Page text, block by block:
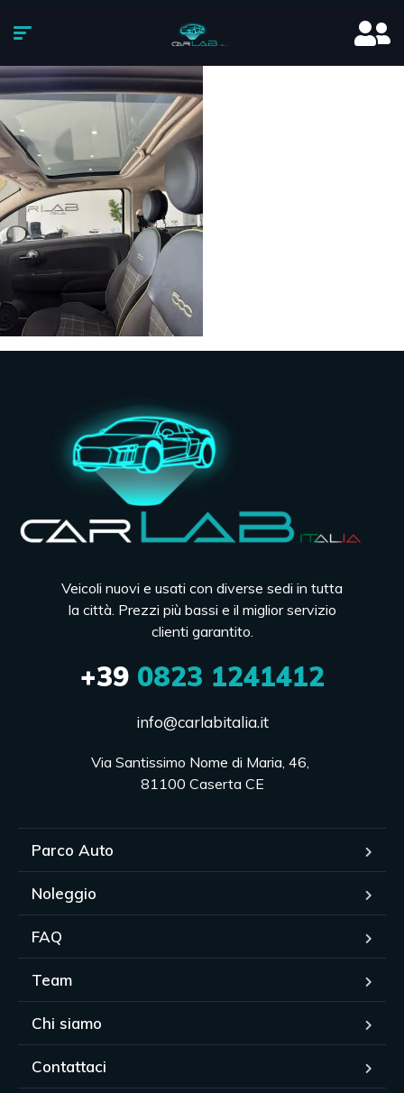
Veicoli nuovi e usati con diverse sedi in tutta
la città. Prezzi più bassi e il miglior servizio
clienti garantito.
+390823 1241412
info@carlabitalia.it
Via Santissimo Nome di Maria, 46,
81100 Caserta CE
Parco Auto
Noleggio
FAQ
Team
Chi siamo
Contattaci